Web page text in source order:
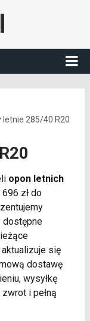
letnie 285/40 R20
opon letnich
zł do
dostępne
aktualizuje się
dostawę
wysyłkę
i pełną